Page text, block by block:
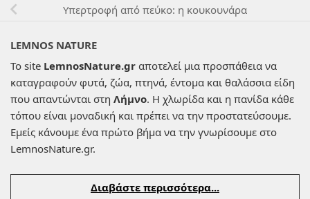
Υπερτροφή από πεύκο: η κουκουνάρα
LEMNOS NATURE
Το site LemnosNature.gr αποτελεί μια προσπάθεια να
καταγραφούν φυτά, ζώα, πτηνά, έντομα και θαλάσσια είδη
που απαντώνται στη Λήμνο. Η χλωρίδα και η πανίδα κάθε
τόπου είναι μοναδική και πρέπει να την προστατεύσουμε.
Εμείς κάνουμε ένα πρώτο βήμα να την γνωρίσουμε στο
LemnosNature.gr.
Διαβάστε περισσότερα...